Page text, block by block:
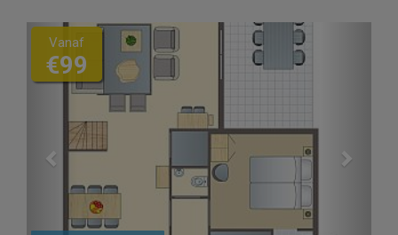
Previous
Vanaf
€99